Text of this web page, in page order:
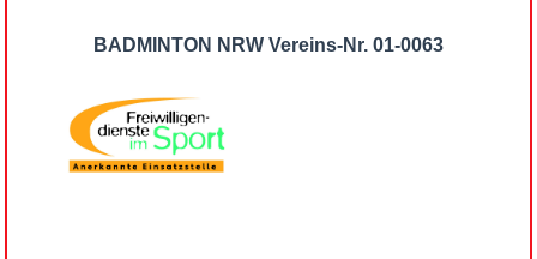
BADMINTON NRW Vereins-Nr. 01-0063